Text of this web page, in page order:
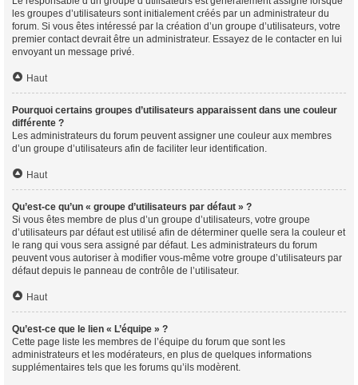
les groupes d’utilisateurs sont initialement créés par un administrateur du
forum. Si vous êtes intéressé par la création d’un groupe d’utilisateurs, votre
premier contact devrait être un administrateur. Essayez de le contacter en lui
envoyant un message privé.
Haut
Pourquoi certains groupes d’utilisateurs apparaissent dans une couleur
différente ?
Les administrateurs du forum peuvent assigner une couleur aux membres
d’un groupe d’utilisateurs afin de faciliter leur identification.
Haut
Qu’est-ce qu’un « groupe d’utilisateurs par défaut » ?
Si vous êtes membre de plus d’un groupe d’utilisateurs, votre groupe
d’utilisateurs par défaut est utilisé afin de déterminer quelle sera la couleur et
le rang qui vous sera assigné par défaut. Les administrateurs du forum
peuvent vous autoriser à modifier vous-même votre groupe d’utilisateurs par
défaut depuis le panneau de contrôle de l’utilisateur.
Haut
Qu’est-ce que le lien « L’équipe » ?
Cette page liste les membres de l’équipe du forum que sont les
administrateurs et les modérateurs, en plus de quelques informations
supplémentaires tels que les forums qu’ils modèrent.